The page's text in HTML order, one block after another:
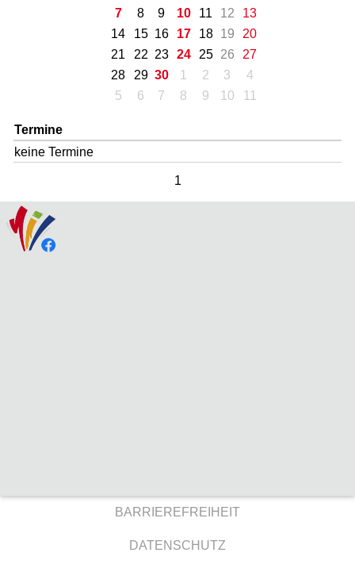
7
8 9 10 11 12
13
14
15 16 17 18 19
20
21
22 23 24 25 26
27
28
29 30 1 2 3
4
5
6 7 8 9 10 11
Termine
keine Termine
1
BARRIEREFREIHEIT
DATENSCHUTZ